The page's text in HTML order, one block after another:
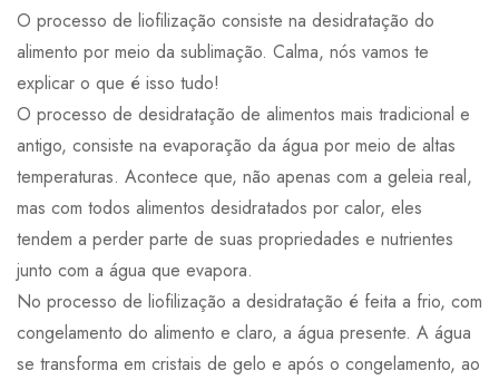
O processo de liofilização consiste na desidratação do
alimento por meio da sublimação. Calma, nós vamos te
explicar o que é isso tudo!
O processo de desidratação de alimentos mais tradicional e
antigo, consiste na evaporação da água por meio de altas
temperaturas. Acontece que, não apenas com a geleia real,
mas com todos alimentos desidratados por calor, eles
tendem a perder parte de suas propriedades e nutrientes
junto com a água que evapora.
No processo de liofilização a desidratação é feita a frio, com
congelamento do alimento e claro, a água presente. A água
se transforma em cristais de gelo e após o congelamento, ao